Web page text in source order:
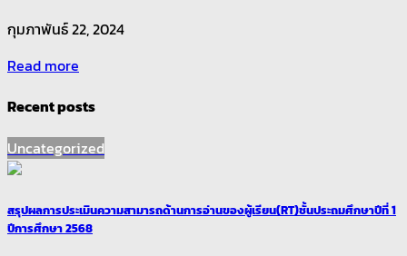
กุมภาพันธ์ 22, 2024
Read more
Recent posts
Uncategorized
สรุปผลการประเมินความสามารถด้านการอ่านของผู้เรียน(RT)ชั้นประถมศึกษาปีที่ 1
ปีการศึกษา 2568